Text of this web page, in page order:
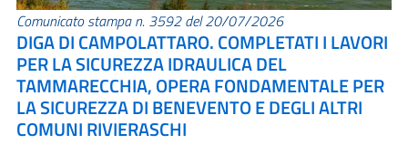
Comunicato stampa n. 3592 del 20/07/2026
DIGA DI CAMPOLATTARO. COMPLETATI I LAVORI
PER LA SICUREZZA IDRAULICA DEL
TAMMARECCHIA, OPERA FONDAMENTALE PER
LA SICUREZZA DI BENEVENTO E DEGLI ALTRI
COMUNI RIVIERASCHI